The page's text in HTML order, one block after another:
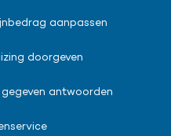
aanpassen
doorgeven
antwoorden